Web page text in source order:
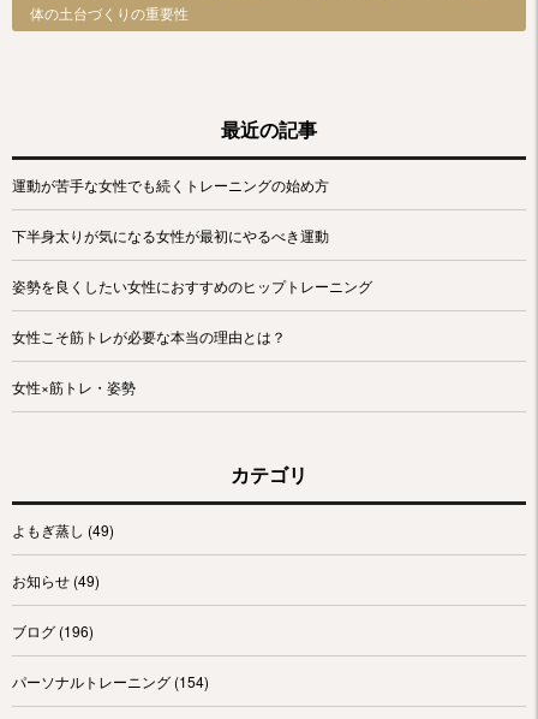
体の土台づくりの重要性
最近の記事
運動が苦手な女性でも続くトレーニングの始め方
下半身太りが気になる女性が最初にやるべき運動
姿勢を良くしたい女性におすすめのヒップトレーニング
女性こそ筋トレが必要な本当の理由とは？
女性×筋トレ・姿勢
カテゴリ
よもぎ蒸し (49)
お知らせ (49)
ブログ (196)
パーソナルトレーニング (154)